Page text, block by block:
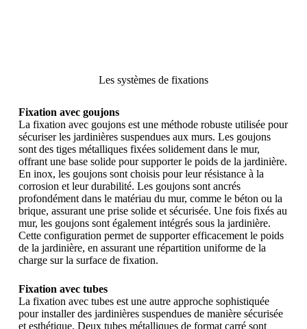
Les systèmes de fixations
Fixation avec goujons
La fixation avec goujons est une méthode robuste utilisée pour
sécuriser les jardinières suspendues aux murs. Les goujons
sont des tiges métalliques fixées solidement dans le mur,
offrant une base solide pour supporter le poids de la jardinière.
En inox, les goujons sont choisis pour leur résistance à la
corrosion et leur durabilité. Les goujons sont ancrés
profondément dans le matériau du mur, comme le béton ou la
brique, assurant une prise solide et sécurisée. Une fois fixés au
mur, les goujons sont également intégrés sous la jardinière.
Cette configuration permet de supporter efficacement le poids
de la jardinière, en assurant une répartition uniforme de la
charge sur la surface de fixation.
Fixation avec tubes
La fixation avec tubes est une autre approche sophistiquée
pour installer des jardinières suspendues de manière sécurisée
et esthétique. Deux tubes métalliques de format carré sont